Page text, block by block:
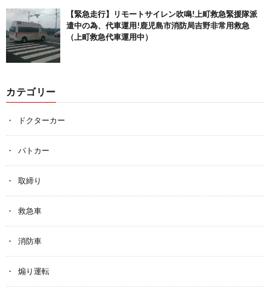
【緊急走行】リモートサイレン吹鳴!上町救急緊援隊派
遣中の為、代車運用!鹿児島市消防局吉野非常用救急
（上町救急代車運用中）
カテゴリー
ドクターカー
パトカー
取締り
救急車
消防車
煽り運転